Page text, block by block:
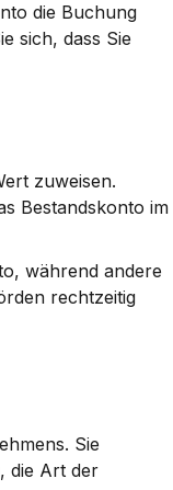
die Buchung
sich, dass Sie
zuweisen.
Bestandskonto im
während andere
rechtzeitig
Sie
die Art der